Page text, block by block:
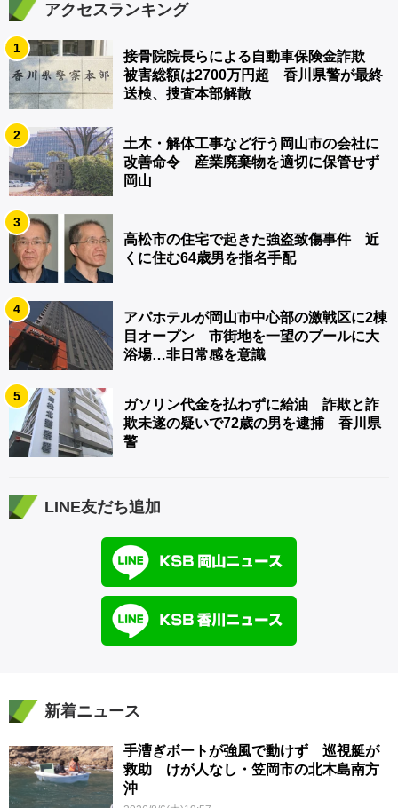
アクセスランキング
1
接骨院院長らによる自動車保険金詐欺
被害総額は2700万円超 香川県警が最終
送検、捜査本部解散
2
土木・解体工事など行う岡山市の会社に
改善命令 産業廃棄物を適切に保管せず
岡山
3
高松市の住宅で起きた強盗致傷事件 近
くに住む64歳男を指名手配
4
アパホテルが岡山市中心部の激戦区に2棟
目オープン 市街地を一望のプールに大
浴場…非日常感を意識
5
ガソリン代金を払わずに給油 詐欺と詐
欺未遂の疑いで72歳の男を逮捕 香川県
警
LINE友だち追加
新着ニュース
手漕ぎボートが強風で動けず 巡視艇が
救助 けが人なし・笠岡市の北木島南方
沖